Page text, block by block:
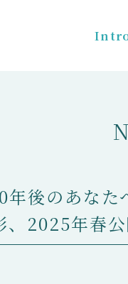
後のあな
2025年春公